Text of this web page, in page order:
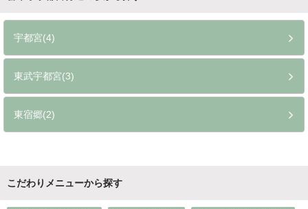
宇都宮(4)
東武宇都宮(3)
東宿郷(2)
こだわりメニューから探す